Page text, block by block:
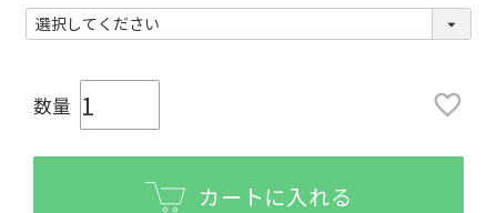
カートに入れる